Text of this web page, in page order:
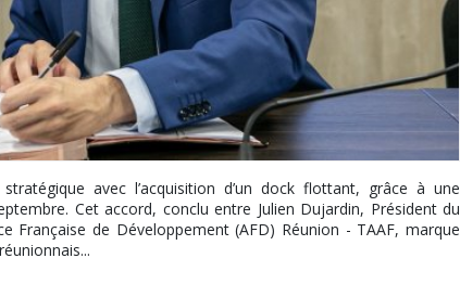
avec l’acquisition d’un dock flottant, grâce à une
Cet accord, conclu entre Julien Dujardin, Président du
Française de Développement (AFD) Réunion - TAAF, marque